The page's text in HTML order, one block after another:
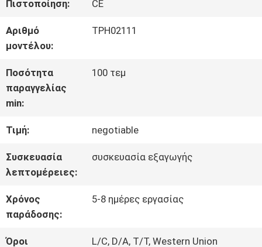
ΓΎΡΟΣ
ΕΡΓΟΣΤΑΣΊΩΝ
ΠΟΙΟΤΙΚΌΣ
ΈΛΕΓΧΟΣ
ΕΠΑΦΉ
ΝΈΑ
Πιστοποίηση: CE
Αριθμό
μοντέλου:
TPH02111
Ποσότητα
παραγγελίας
min:
100 τεμ
Τιμή: negotiable
Συσκευασία
λεπτομέρειες:
συσκευασία εξαγωγής
Χρόνος
παράδοσης:
5-8 ημέρες εργασίας
Όροι
L/C, D/A, T/T, Western Union